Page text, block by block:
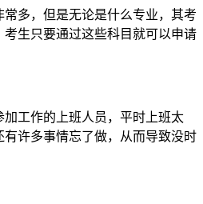
多，但是无论是什么专业，其考
生只要通过这些科目就可以申请
工作的上班人员，平时上班太
许多事情忘了做，从而导致没时